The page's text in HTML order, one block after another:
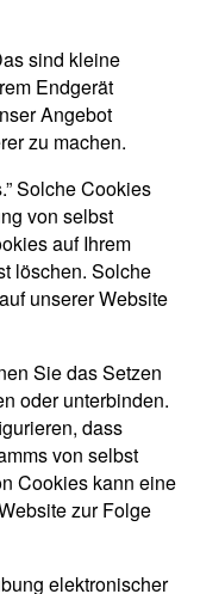
sind kleine
Endgerät
Angebot
zu machen.
Solche Cookies
von selbst
auf Ihrem
löschen. Solche
unserer Website
Sie das Setzen
oder unterbinden.
dass
von selbst
Cookies kann eine
zur Folge
elektronischer